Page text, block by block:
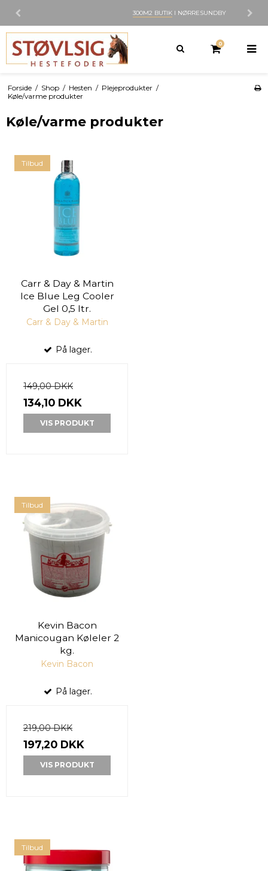
I NØRRESUNDBY
0
Forside / Shop / Hesten / Plejeprodukter /
Køle/varme produkter
Køle/varme produkter
Tilbud
Carr & Day & Martin
Ice Blue Leg Cooler
Gel 0,5 ltr.
Carr & Day & Martin
På lager.
149,00 DKK
134,10 DKK
VIS PRODUKT
Tilbud
Kevin Bacon
Manicougan Køleler 2
kg.
Kevin Bacon
På lager.
219,00 DKK
197,20 DKK
VIS PRODUKT
Tilbud